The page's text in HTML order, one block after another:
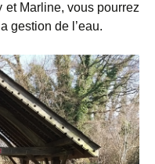
et Marline, vous pourrez
gestion de l’eau.